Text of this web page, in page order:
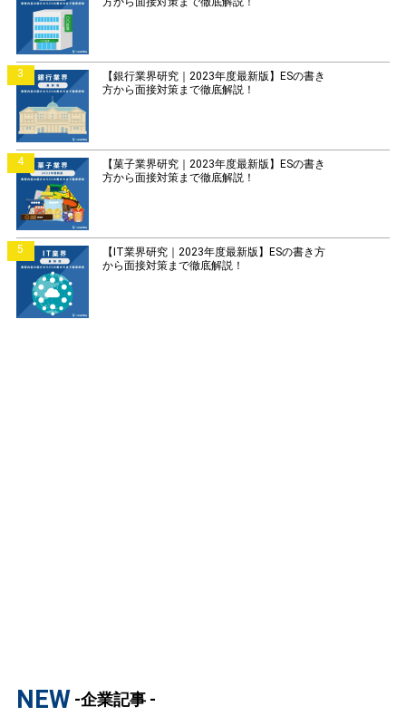
3
【銀行業界研究｜2023年度最新版】ESの書き
方から面接対策まで徹底解説！
4
【菓子業界研究｜2023年度最新版】ESの書き
方から面接対策まで徹底解説！
5
【IT業界研究｜2023年度最新版】ESの書き方
から面接対策まで徹底解説！
NEW -企業記事 -